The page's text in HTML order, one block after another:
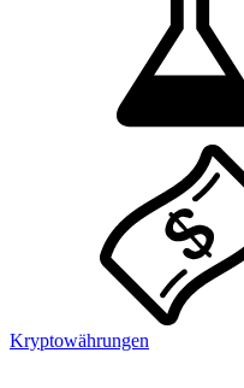
Kryptowährungen